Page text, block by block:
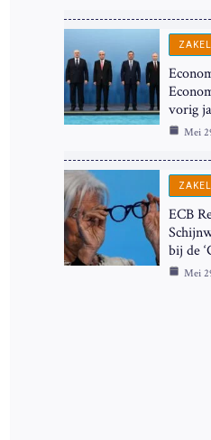
vorig
Mei
ECB
bij de
Mei